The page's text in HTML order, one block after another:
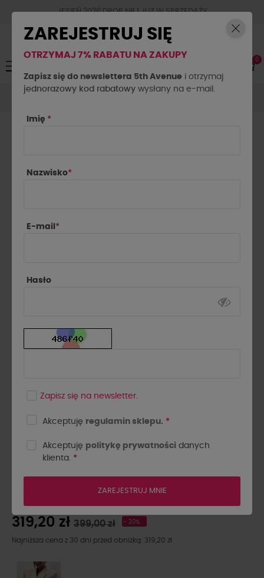
JESIEŃ 2026 DROP NR.1 JUZ W SPRZEDAŻY
Toggle
navigation
☰ 0
Marynarki Marynarki krótkie
Marynarka krótka z
PODUSZKAMI EMO BEŻOWA
319,20 zł 399,00 zł - 20%
Najniższa cena z 30 dni przed obniżką: 319,20 zł
ZAREJESTRUJ SIĘ
OTRZYMAJ 7% RABATU NA ZAKUPY
Zapisz się do newslettera 5th Avenue i otrzymaj
jednorazowy kod rabatowy wysłany na e-mail.
Imię *
Nazwisko*
E-mail *
Hasło
Zapisz się na newsletter.
Akceptuję regulamin sklepu. *
Akceptuję politykę prywatności danych
klienta. *
ZAREJESTRUJ MNIE